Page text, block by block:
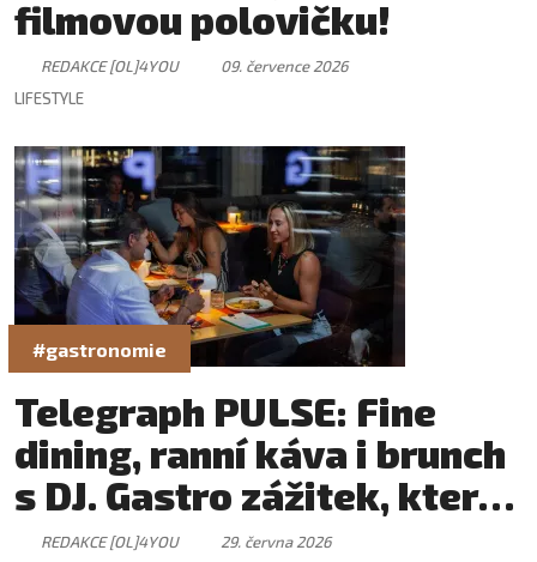
filmovou polovičku!
REDAKCE [OL]4YOU
09. července 2026
LIFESTYLE
#gastronomie
Telegraph PULSE: Fine
dining, ranní káva i brunch
s DJ. Gastro zážitek, který
má svůj rytmus
REDAKCE [OL]4YOU
29. června 2026